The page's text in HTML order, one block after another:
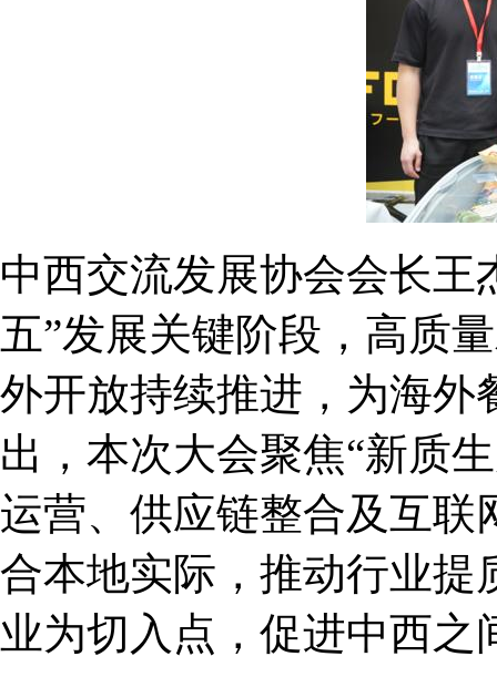
中西交流发展协会会长王
五”发展关键阶段，高质
外开放持续推进，为海外
出，本次大会聚焦“新质
运营、供应链整合及互联
合本地实际，推动行业提
业为切入点，促进中西